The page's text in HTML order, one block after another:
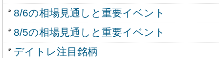
8/6の相場見通しと重要イベント
8/5の相場見通しと重要イベント
デイトレ注目銘柄